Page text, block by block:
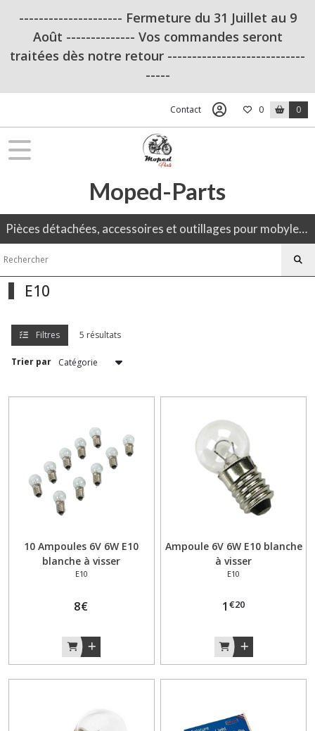
--------------------- Fermeture du 31 Juillet au 9
Août -------------- Vos commandes seront
traitées dès notre retour ----------------------------
-----
Contact 0 0
Moped-Parts
Pièces détachées, accessoires et outillages pour mobylette, 50CC, moto ancienne.
E10
Filtres 5 résultats
Trier par
10 Ampoules 6V 6W E10
blanche à visser
E10
8€
Ampoule 6V 6W E10 blanche
à visser
E10
1 €20
FILTRES
Ampoule
Ampoule
6V
(2)
SV7
(3)
P15D
BAX15D
(3)
(1)
BAY15D